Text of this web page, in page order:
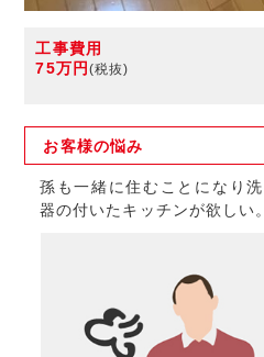
工事費用
75万円 (税抜)
お客様の悩み
孫も一緒に住むことになり
器の付いたキッチンが欲しい。